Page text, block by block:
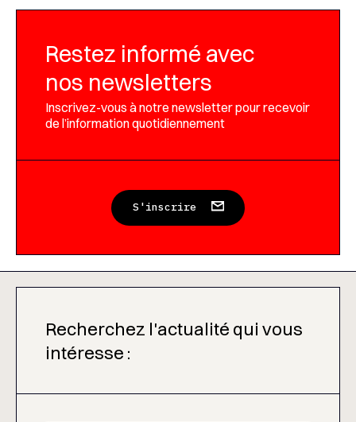
Restez informé avec
nos newsletters
Inscrivez-vous à notre newsletter pour recevoir
de l’information quotidiennement
S'inscrire
Recherchez l'actualité qui vous
intéresse :